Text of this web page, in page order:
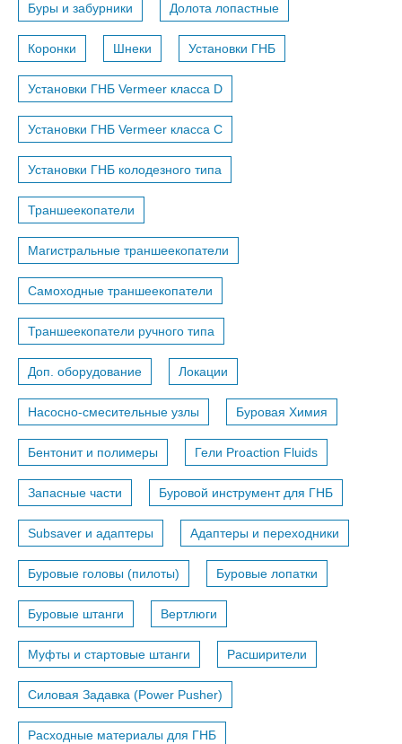
Буры и забурники Долота лопастные
Коронки Шнеки Установки ГНБ
Установки ГНБ Vermeer класса D
Установки ГНБ Vermeer класса С
Установки ГНБ колодезного типа
Траншеекопатели
Магистральные траншеекопатели
Самоходные траншеекопатели
Траншеекопатели ручного типа
Доп. оборудование Локации
Насосно-смесительные узлы Буровая Химия
Бентонит и полимеры Гели Proaction Fluids
Запасные части Буровой инструмент для ГНБ
Subsaver и адаптеры Адаптеры и переходники
Буровые головы (пилоты) Буровые лопатки
Буровые штанги Вертлюги
Муфты и стартовые штанги Расширители
Силовая Задавка (Power Pusher)
Расходные материалы для ГНБ